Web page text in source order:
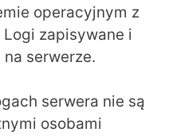
operacyjnym z
zapisywane i
serwerze.
serwera nie są
osobami